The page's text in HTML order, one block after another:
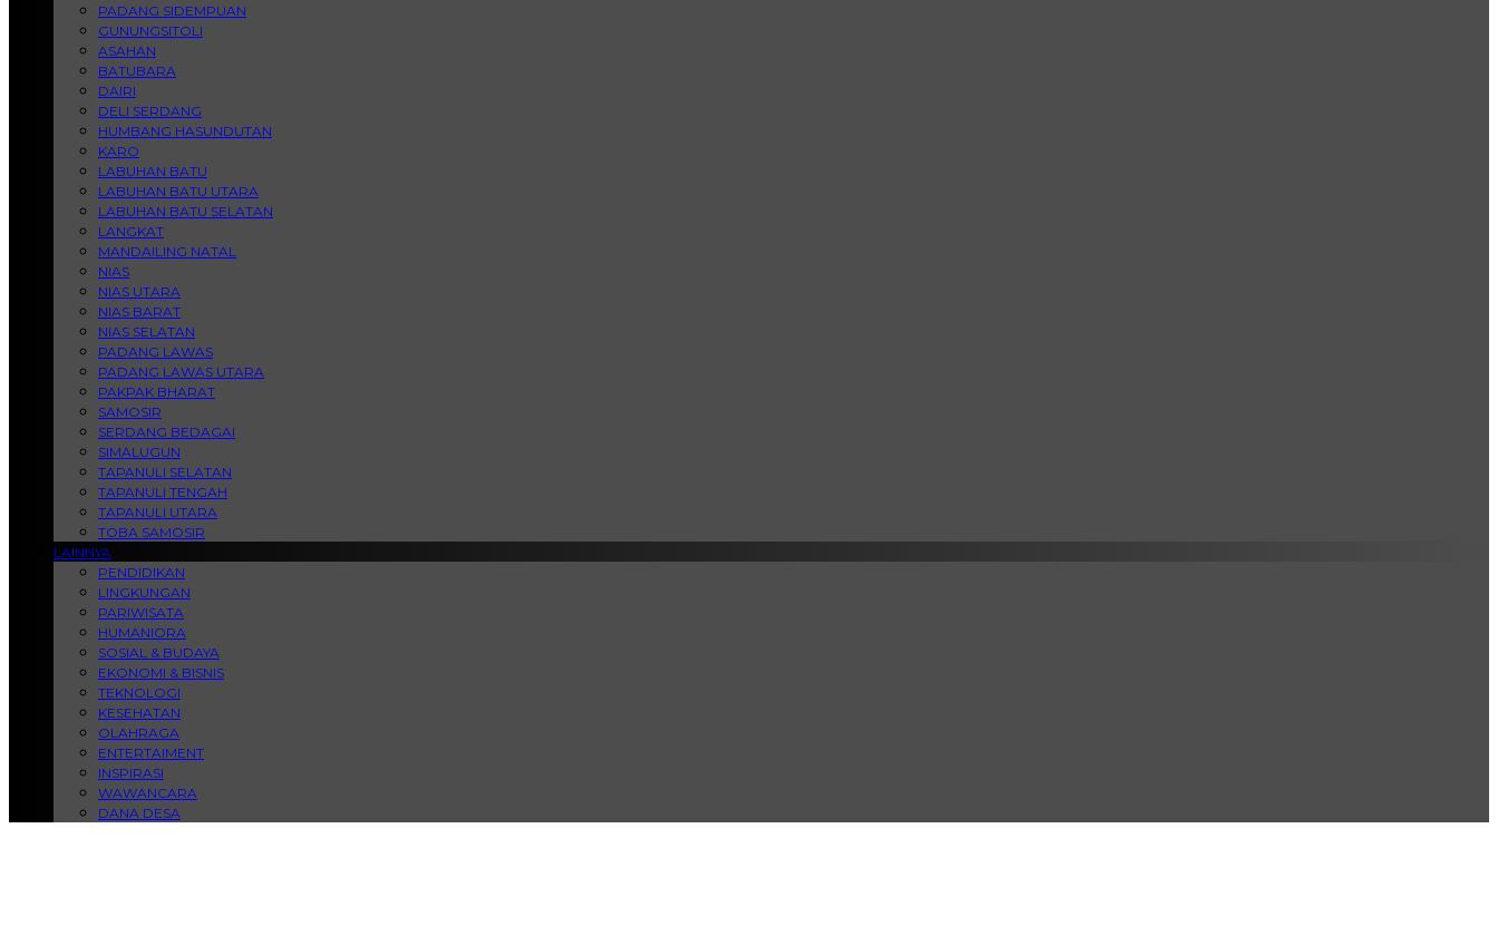
PADANG SIDEMPUAN
GUNUNGSITOLI
ASAHAN
BATUBARA
DAIRI
DELI SERDANG
HUMBANG HASUNDUTAN
KARO
LABUHAN BATU
LABUHAN BATU UTARA
LABUHAN BATU SELATAN
LANGKAT
MANDAILING NATAL
NIAS
NIAS UTARA
NIAS BARAT
NIAS SELATAN
PADANG LAWAS
PADANG LAWAS UTARA
PAKPAK BHARAT
SAMOSIR
SERDANG BEDAGAI
SIMALUGUN
TAPANULI SELATAN
TAPANULI TENGAH
TAPANULI UTARA
TOBA SAMOSIR
LAINNYA
PENDIDIKAN
LINGKUNGAN
PARIWISATA
HUMANIORA
SOSIAL & BUDAYA
EKONOMI & BISNIS
TEKNOLOGI
KESEHATAN
OLAHRAGA
ENTERTAIMENT
INSPIRASI
WAWANCARA
DANA DESA